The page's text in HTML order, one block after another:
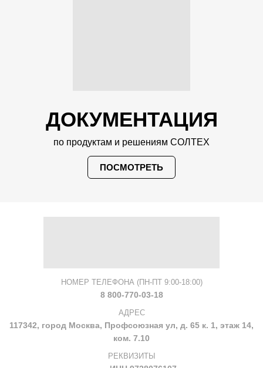
ДОКУМЕНТАЦИЯ
по продуктам и решениям СОЛТЕХ
ПОСМОТРЕТЬ
НОМЕР ТЕЛЕФОНА (ПН-ПТ 9:00-18:00)
8 800-770-03-18
АДРЕС
117342, город Москва, Профсоюзная ул, д. 65 к. 1, этаж 14,
ком. 7.10
РЕКВИЗИТЫ